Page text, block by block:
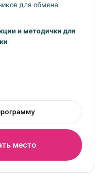
для обмена
и методички для
место